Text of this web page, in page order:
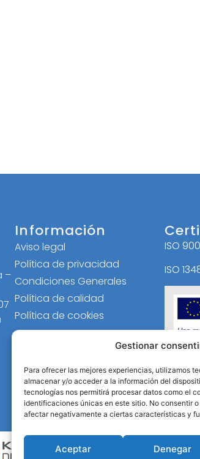
Gestionar
Para ofrecer las mejores experiencias, utilizamos
almacenar y/o acceder a la información del
tecnologías nos permitirá procesar datos como el
identificaciones únicas en este sitio. No consentir
afectar negativamente a ciertas características y
Aceptar Denegar
–
Información
Aviso legal
Política de privacidad
Condiciones Generales
Política de calidad
Política de cookies
ISO
ISO